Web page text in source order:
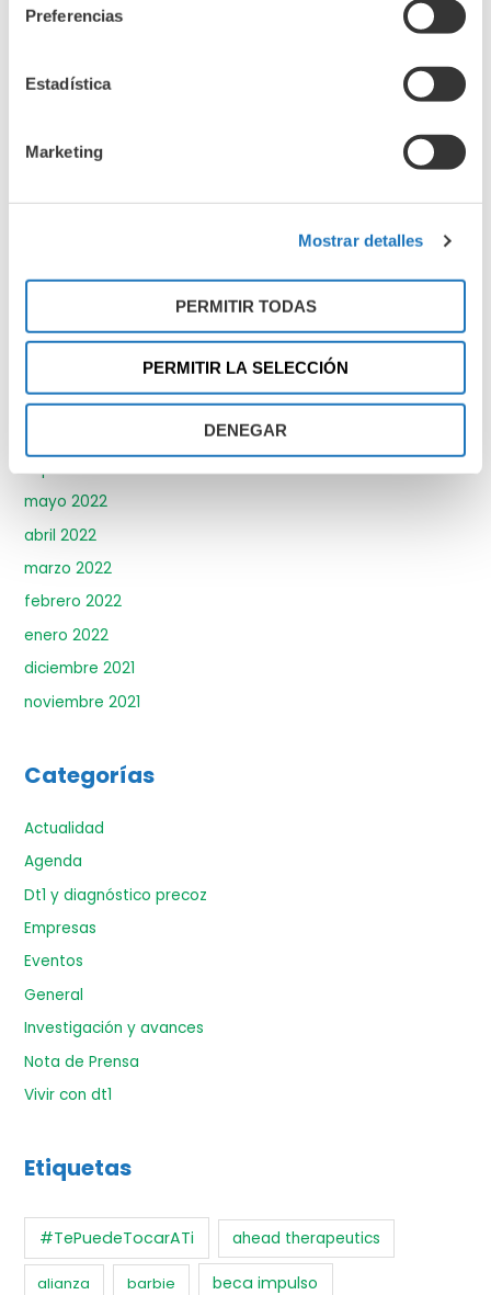
Preferencias
Estadística
Marketing
Mostrar detalles
PERMITIR TODAS
PERMITIR LA SELECCIÓN
DENEGAR
junio 2023
mayo 2023
enero 2023
noviembre 2022
mayo 2022
abril 2022
marzo 2022
febrero 2022
enero 2022
diciembre 2021
noviembre 2021
Categorías
Actualidad
Agenda
Dt1 y diagnóstico precoz
Empresas
Eventos
General
Investigación y avances
Nota de Prensa
Vivir con dt1
Etiquetas
#TePuedeTocarATi ahead therapeutics
alianza barbie beca impulso